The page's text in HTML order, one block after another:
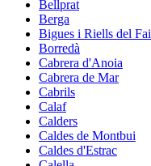
Bellprat
Berga
Bigues i Riells del Fai
Borredà
Cabrera d'Anoia
Cabrera de Mar
Cabrils
Calaf
Calders
Caldes de Montbui
Caldes d'Estrac